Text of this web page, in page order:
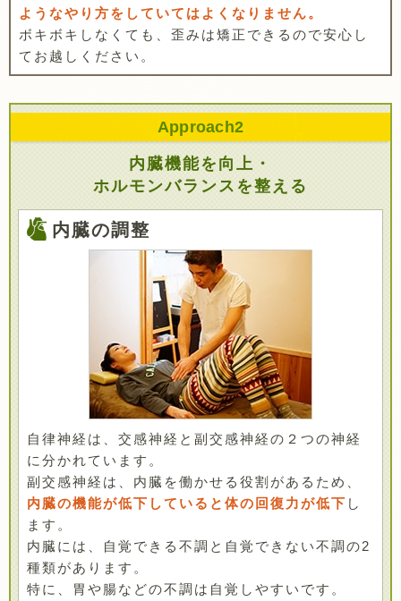
ようなやり方をしていてはよくなりません。
ボキボキしなくても、歪みは矯正できるので安心し
てお越しください。
Approach2
内臓機能を向上・
ホルモンバランスを整える
内臓の調整
自律神経は、交感神経と副交感神経の２つの神経
に分かれています。
副交感神経は、内臓を働かせる役割があるため、
内臓の機能が低下していると体の回復力が低下 し
ます。
内臓には、自覚できる不調と自覚できない不調の2
種類があります。
特に、胃や腸などの不調は自覚しやすいです。